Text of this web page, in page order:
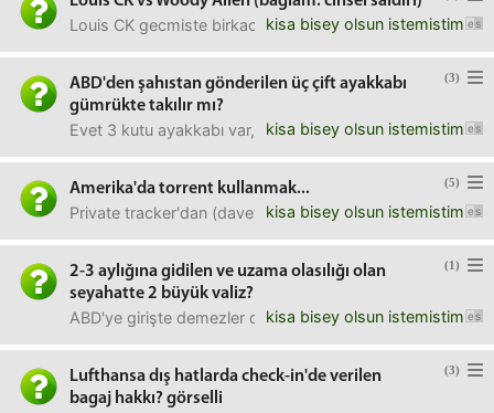
kisa bisey olsun istemistim
Louis CK gecmiste birkac kadinin karsisinda (farkli
(3)
ABD'den şahıstan gönderilen üç çift ayakkabı
gümrükte takılır mı?
kisa bisey olsun istemistim
Evet 3 kutu ayakkabı var, diyelim iki kutuya sıkıştırıldı
(5)
Amerika'da torrent kullanmak...
kisa bisey olsun istemistim
Private tracker'dan (davetiyeyle üye olunan bi site)
(1)
2-3 aylığına gidilen ve uzama olasılığı olan
seyahatte 2 büyük valiz?
kisa bisey olsun istemistim
ABD'ye girişte demezler di mi niye bu kadar çok eşya
(3)
Lufthansa dış hatlarda check-in'de verilen
bagaj hakkı? görselli